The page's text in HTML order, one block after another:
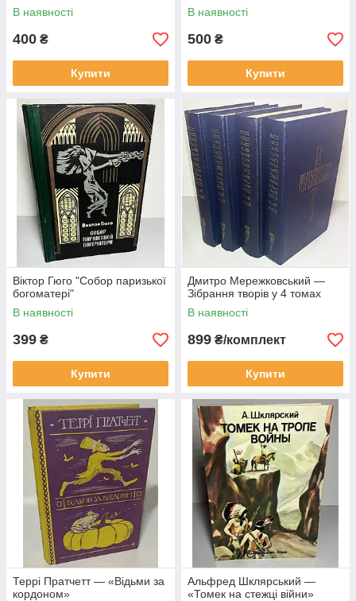
В наявності
400 ₴
Купити
В наявності
500 ₴
Купити
Віктор Гюго "Собор паризької
богоматері"
В наявності
399 ₴
Купити
Дмитро Мережковський —
Зібрання творів у 4 томах
В наявності
899 ₴/комплект
Купити
Террі Пратчетт — «Відьми за
кордоном»
Альфред Шклярський —
«Томек на стежці війни»